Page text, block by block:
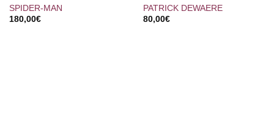
SPIDER-MAN
180,00€
PATRICK DEWAERE
80,00€